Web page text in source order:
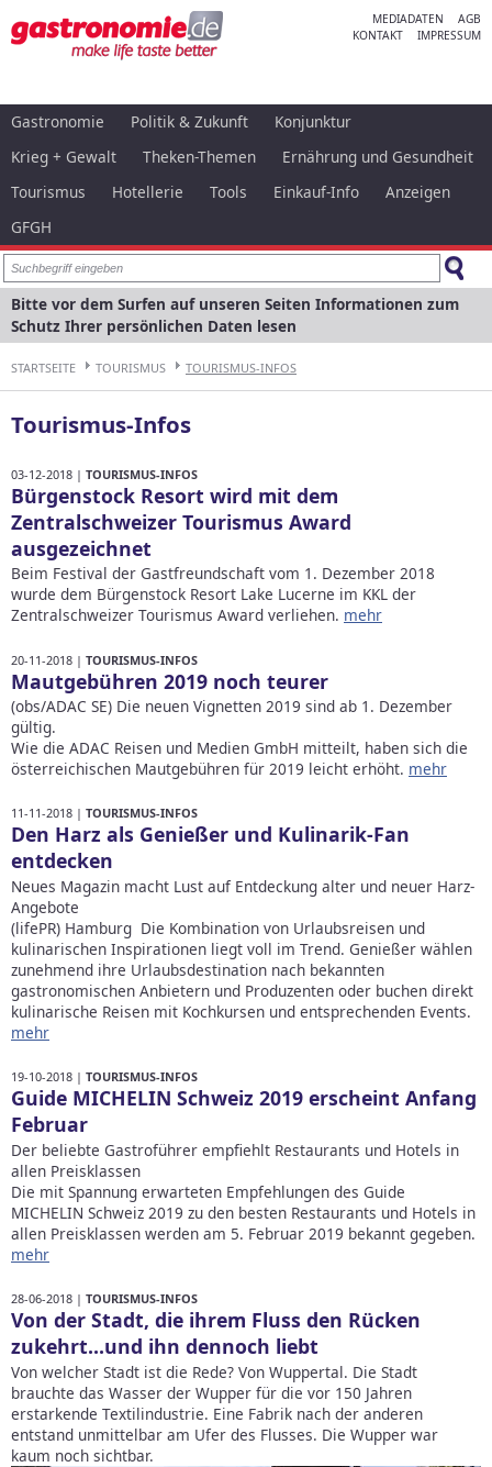
MEDIADATEN
AGB
KONTAKT
IMPRESSUM
Gastronomie Politik & Zukunft
Konjunktur
Krieg + Gewalt
Theken-Themen
Ernährung und Gesundheit
Tourismus
Hotellerie Tools Einkauf-Info
Anzeigen
GFGH
Bitte vor dem Surfen auf unseren Seiten Informationen zum
Schutz Ihrer persönlichen Daten lesen
STARTSEITE TOURISMUS TOURISMUS-INFOS
Tourismus-Infos
03-12-2018 | TOURISMUS-INFOS
Bürgenstock Resort wird mit dem
Zentralschweizer Tourismus Award
ausgezeichnet
Beim Festival der Gastfreundschaft vom 1. Dezember 2018
wurde dem Bürgenstock Resort Lake Lucerne im KKL der
Zentralschweizer Tourismus Award verliehen. mehr
20-11-2018 | TOURISMUS-INFOS
Mautgebühren 2019 noch teurer
(obs/ADAC SE) Die neuen Vignetten 2019 sind ab 1. Dezember
gültig.
Wie die ADAC Reisen und Medien GmbH mitteilt, haben sich die
österreichischen Mautgebühren für 2019 leicht erhöht. mehr
11-11-2018 | TOURISMUS-INFOS
Den Harz als Genießer und Kulinarik-Fan
entdecken
Neues Magazin macht Lust auf Entdeckung alter und neuer Harz-
Angebote
(lifePR) Hamburg Die Kombination von Urlaubsreisen und
kulinarischen Inspirationen liegt voll im Trend. Genießer wählen
zunehmend ihre Urlaubsdestination nach bekannten
gastronomischen Anbietern und Produzenten oder buchen direkt
kulinarische Reisen mit Kochkursen und entsprechenden Events.
mehr
19-10-2018 | TOURISMUS-INFOS
Guide MICHELIN Schweiz 2019 erscheint Anfang
Februar
Der beliebte Gastroführer empfiehlt Restaurants und Hotels in
allen Preisklassen
Die mit Spannung erwarteten Empfehlungen des Guide
MICHELIN Schweiz 2019 zu den besten Restaurants und Hotels in
allen Preisklassen werden am 5. Februar 2019 bekannt gegeben.
mehr
28-06-2018 | TOURISMUS-INFOS
Von der Stadt, die ihrem Fluss den Rücken
zukehrt...und ihn dennoch liebt
Von welcher Stadt ist die Rede? Von Wuppertal. Die Stadt
brauchte das Wasser der Wupper für die vor 150 Jahren
erstarkende Textilindustrie. Eine Fabrik nach der anderen
entstand unmittelbar am Ufer des Flusses. Die Wupper war
kaum noch sichtbar.